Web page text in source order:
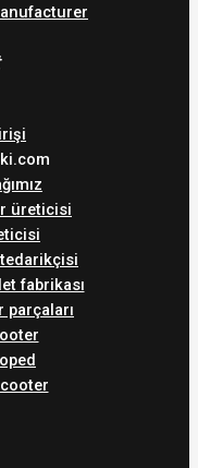
üreticisi
fabrikası